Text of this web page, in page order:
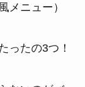
メニュー）
ったの3つ！